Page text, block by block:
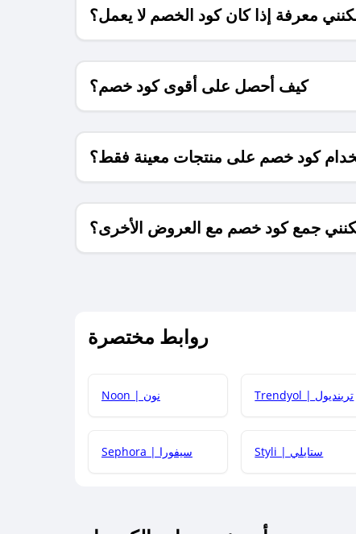
معرفة إذا كان كود الخصم لا يعمل؟
كيف أحصل على أقوى كود خصم؟
كود خصم على منتجات معينة فقط؟
جمع كود خصم مع العروض الأخرى؟
روابط مختصرة
Noon | نون Trendyol | ترينديول
Sephora | سيفورا Styli | ستايلي